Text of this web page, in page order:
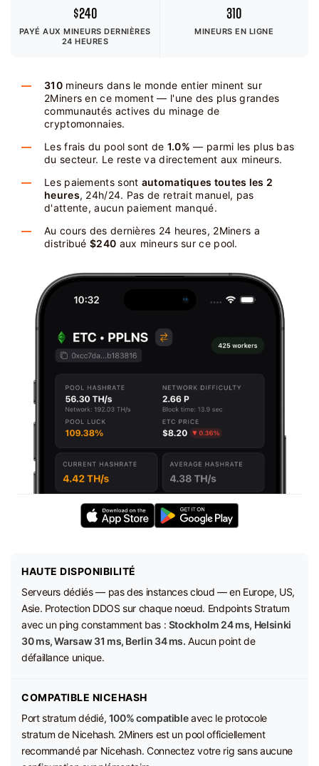
$240
PAYÉ AUX MINEURSDERNIÈRES
24 HEURES
310
MINEURS EN LIGNE
310mineurs dans le monde entier minent sur
2Miners en ce moment — l'une des plus grandes
communautés actives du minage de
cryptomonnaies.
Les frais du pool sont de 1.0% — parmi les plus bas
du secteur. Le reste va directement aux mineurs.
Les paiements sont automatiques toutes les 2
heures, 24h/24. Pas de retrait manuel, pas
d'attente, aucun paiement manqué.
Au cours des dernières 24 heures, 2Miners a
distribué $240 aux mineurs sur ce pool.
HAUTE DISPONIBILITÉ
Serveurs dédiés — pas des instances cloud — en Europe, US,
Asie. Protection DDOS sur chaque noeud. Endpoints Stratum
avec un ping constamment bas : Stockholm 24 ms, Helsinki
30 ms, Warsaw 31 ms, Berlin 34 ms. Aucun point de
défaillance unique.
COMPATIBLE NICEHASH
Port stratum dédié, 100% compatibleavec le protocole
stratum de Nicehash. 2Miners est un pool officiellement
recommandé par Nicehash. Connectez votre rig sans aucune